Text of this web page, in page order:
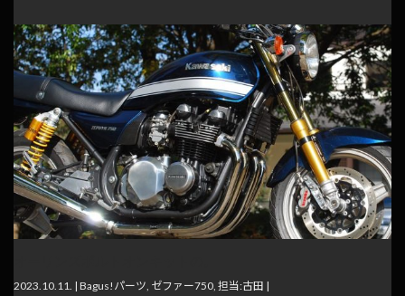
2023.10.11. | Bagus!パーツ, ゼファー750, 担当:古田 |